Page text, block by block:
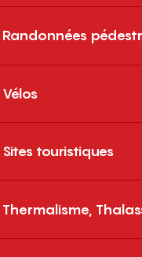
Randonnées
Vélos
Sites touristiques
Thermalisme,